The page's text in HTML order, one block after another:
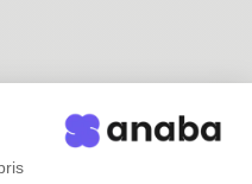
salon ou un